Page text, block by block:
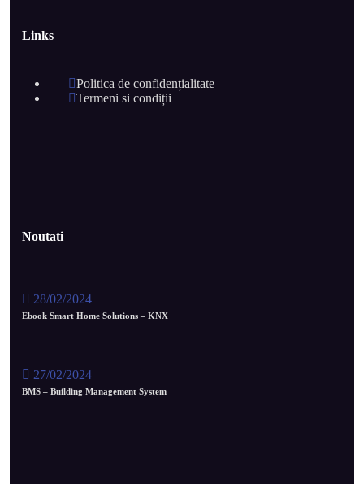
Links
Politica de confidențialitate
Termeni si condiții
Noutati
28/02/2024
Ebook Smart Home Solutions – KNX
27/02/2024
BMS – Building Management System